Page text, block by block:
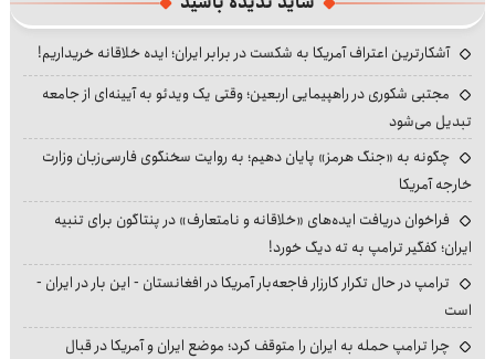
آشکارترین اعتراف آمریکا به شکست در برابر ایران؛ ایده خلاقانه خریداریم!
مجتبی شکوری در راهپیمایی اربعین؛ وقتی یک ویدئو به آیینه‌ای از جامعه
تبدیل می‌شود
چگونه به «جنگ هرمز» پایان دهیم؛ به روایت سخنگوی فارسی‌زبان وزارت
خارجه آمریکا
فراخوان دریافت ایده‌های «خلاقانه و نامتعارف» در پنتاگون برای تنبیه
ایران؛ کفگیر ترامپ به ته دیگ خورد!
ترامپ در حال تکرار کارزار فاجعه‌بار آمریکا در افغانستان - این بار در ایران -
است
چرا ترامپ حمله به ایران را متوقف کرد؛ موضع ایران و آمریکا در قبال